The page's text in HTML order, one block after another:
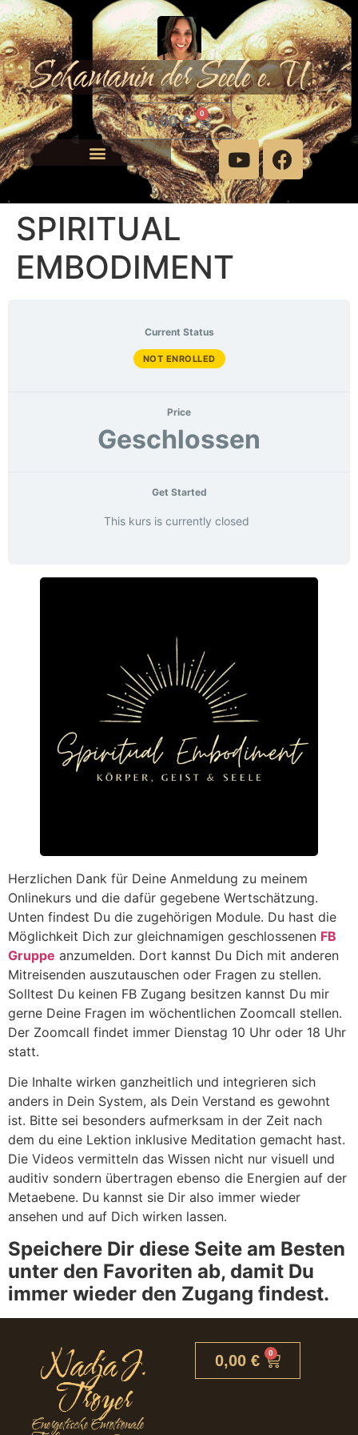
Schamanin der Seele e. U.
0,00€ 0
SPIRITUAL
EMBODIMENT
Current Status
NOT ENROLLED
Price
Geschlossen
Get Started
This kurs is currently closed
Herzlichen Dank für Deine Anmeldung zu meinem
Onlinekurs und die dafür gegebene Wertschätzung.
Unten findest Du die zugehörigen Module. Du hast die
Möglichkeit Dich zur gleichnamigen geschlossenen FB
Gruppe anzumelden. Dort kannst Du Dich mit anderen
Mitreisenden auszutauschen oder Fragen zu stellen.
Solltest Du keinen FB Zugang besitzen kannst Du mir
gerne Deine Fragen im wöchentlichen Zoomcall stellen.
Der Zoomcall findet immer Dienstag 10 Uhr oder 18 Uhr
statt.
Die Inhalte wirken ganzheitlich und integrieren sich
anders in Dein System, als Dein Verstand es gewohnt
ist. Bitte sei besonders aufmerksam in der Zeit nach
dem du eine Lektion inklusive Meditation gemacht hast.
Die Videos vermitteln das Wissen nicht nur visuell und
auditiv sondern übertragen ebenso die Energien auf der
Metaebene. Du kannst sie Dir also immer wieder
ansehen und auf Dich wirken lassen.
Speichere Dir diese Seite am Besten
unter den Favoriten ab, damit Du
immer wieder den Zugang findest.
Nadja J.
Troyer
Energetische Emotionale
0,00 € 0